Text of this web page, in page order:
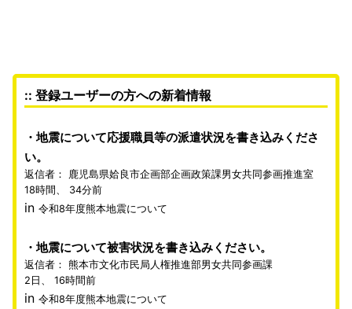
:: 登録ユーザーの方への新着情報
地震について応援職員等の派遣状況を書き込みくださ
い。
返信者：
鹿児島県姶良市企画部企画政策課男女共同参画推進室
18時間、 34分前
in 令和8年度熊本地震について
地震について被害状況を書き込みください。
返信者： 熊本市文化市民局人権推進部男女共同参画課
2日、 16時間前
in 令和8年度熊本地震について